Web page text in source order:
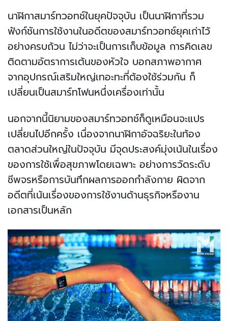
นาฬิกาสมาร์ทวอทช์ในยุคปัจจุบัน เป็นนาฬิกาที่รวม
ฟังก์ชันการใช้งานในอดีตของสมาร์ทวอทช์ยุคเก่าไว้
อย่างครบถ้วน ไม่ว่าจะเป็นการเก็บข้อมูล การคิดเลข
ติดตามอัตราการเต้นของหัวใจ บอกสภาพอากาศ
จากอุปกรณ์เสริมใหญ่เทอะทะที่ต้องใช้ร่วมกัน ก็
เปลี่ยนเป็นสมาร์ทโฟนหนึ่งเครื่องเท่านั้น
นอกจากนี้นิยามของสมาร์ทวอทช์ก็ดูเหมือนจะแปร
เปลี่ยนไปอีกครั้ง เนื่องจากนาฬิกาอัจฉริยะในท้อง
ตลาดส่วนใหญ่ในปัจจุบัน มีจุดประสงค์มุ่งเน้นในเรื่อง
ของการใช้เพื่อสุขภาพโดยเฉพาะ อย่างการวัดระดับ
ชีพจรหรือการบันทึกผลการออกกำลังกาย ผิดจาก
อดีตที่เน้นเรื่องของการใช้งานด้านธุรกิจหรืองาน
เอกสารเป็นหลัก